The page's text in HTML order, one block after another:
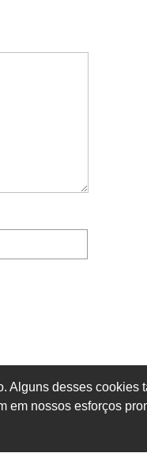
Alguns desses cookies
nossos esforços